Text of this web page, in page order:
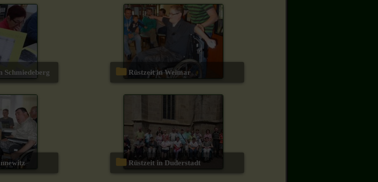
Schmiedeberg Rüstzeit in Weimar
Rüstzeit in Duderstadt